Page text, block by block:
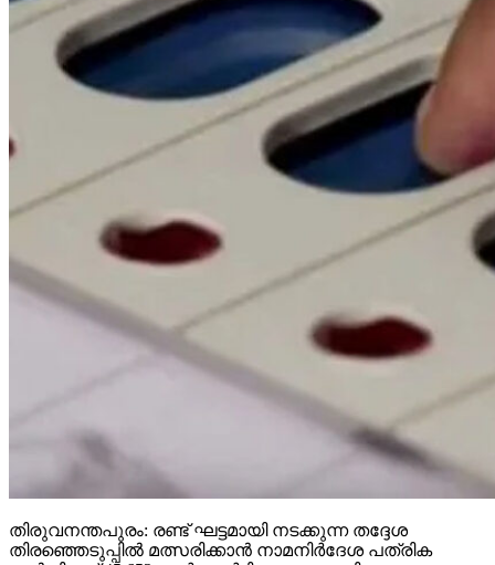
തിരുവനന്തപുരം: രണ്ട് ഘട്ടമായി നടക്കുന്ന തദ്ദേശ
തിരഞ്ഞെടുപ്പില്‍ മത്സരിക്കാന്‍ നാമനിര്‍ദേശ പത്രിക